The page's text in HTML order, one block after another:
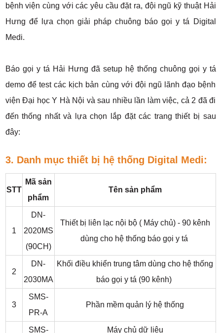
bệnh viện cùng với các yêu cầu đặt ra, đội ngũ kỹ thuật Hải
Hưng để lựa chọn giải pháp chuông báo gọi y tá Digital
Medi.
Báo gọi y tá Hải Hưng đã setup hệ thống chuông gọi y tá
demo để test các kịch bản cùng với đội ngũ lãnh đạo bệnh
viện Đại học Y Hà Nội và sau nhiều lần làm việc, cả 2 đã đi
đến thống nhất và lựa chọn lắp đặt các trang thiết bị sau
đây:
3. Danh mục thiết bị hệ thống Digital Medi:
STT
Mã sản
phẩm
Tên sản phẩm
1
DN-
2020MS
(90CH)
Thiết bị liên lạc nội bộ ( Máy chủ) - 90 kênh
dùng cho hệ thống báo gọi y tá
2
DN-
2030MA
Khối điều khiển trung tâm dùng cho hệ thống
báo gọi y tá (90 kênh)
3
SMS-
PR-A
Phần mềm quản lý hệ thống
SMS- Máy chủ dữ liệu